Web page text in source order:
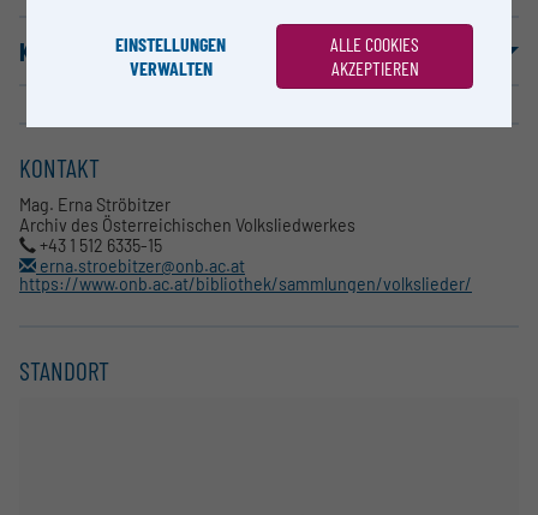
KOOPERATIONSPARTNER
KONTAKT
Mag. Erna Ströbitzer
Archiv des Österreichischen Volksliedwerkes
+43 1 512 6335-15
erna.stroebitzer@onb.ac.at
https://www.onb.ac.at/bibliothek/sammlungen/volkslieder/
STANDORT
EINSTELLUNGEN
VERWALTEN
ALLE COOKIES
AKZEPTIEREN